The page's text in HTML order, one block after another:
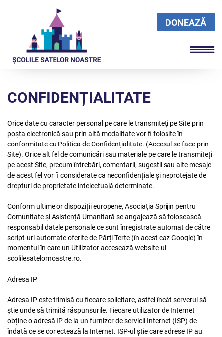
DONEAZĂ
CONFIDENȚIALITATE
Orice date cu caracter personal pe care le transmiteți pe Site prin
poșta electronică sau prin altă modalitate vor fi folosite în
conformitate cu Politica de Confidențialitate. (Accesul se face prin
Site). Orice alt fel de comunicări sau materiale pe care le transmiteți
pe acest Site, precum întrebări, comentarii, sugestii sau alte mesaje
de acest fel vor fi considerate ca neconfidențiale și neprotejate de
drepturi de proprietate intelectuală determinate.
Conform ultimelor dispoziții europene, Asociația Sprijin pentru
Comunitate și Asistență Umanitară se angajează să folosească
responsabil datele personale ce sunt înregistrate automat de către
script-uri automate oferite de Părți Terțe (în acest caz Google) în
momentul în care un Utilizator accesează website-ul
scolilesatelornoastre.ro.
Adresa IP
Adresa IP este trimisă cu fiecare solicitare, astfel încât serverul să
știe unde să trimită răspunsurile. Fiecare utilizator de Internet
obține o adresă IP de la un furnizor de servicii Internet (ISP) de
îndată ce se conectează la Internet. ISP-ul știe care adrese IP au